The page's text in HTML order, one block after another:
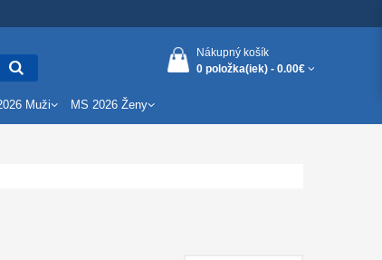
Nákupný košík
0 položka(iek) - 0.00€
Muži MS 2026 Ženy